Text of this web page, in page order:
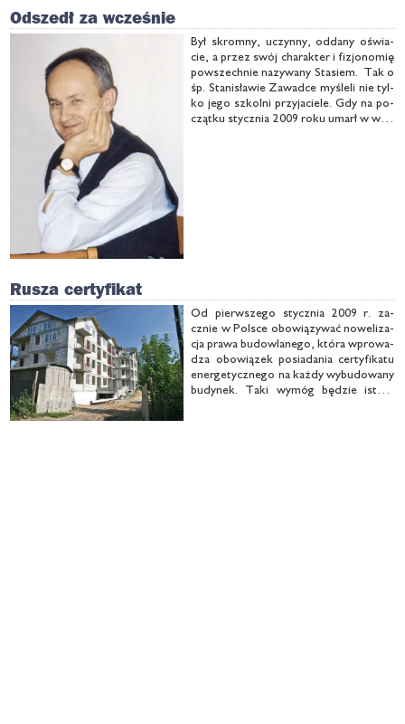
Odszedł za wcześnie
Był skrom­ny, uczyn­ny, od­da­ny oświa­
cie, a przez swój cha­rak­ter i fi­zjo­no­mię
po­wszech­nie na­zy­wa­ny Sta­siem. Tak o
śp. Sta­ni­sła­wie Za­wad­ce my­śle­li nie tyl­
ko je­go szkol­ni przy­ja­cie­le. Gdy na po­
cząt­ku stycz­nia 2009 ro­ku umarł w wie­
Rusza certyfikat
Od pierw­sze­go stycz­nia 2009 r. za­
cznie w Pol­sce obo­wią­zy­wać no­we­li­za­
cja pra­wa bu­dow­la­ne­go, któ­ra wpro­wa­
dza obo­wią­zek po­sia­da­nia cer­ty­fi­ka­tu
ener­ge­tycz­ne­go na każ­dy wy­bu­do­wa­ny
bu­dy­nek. Ta­ki wy­móg bę­dzie ist­niał